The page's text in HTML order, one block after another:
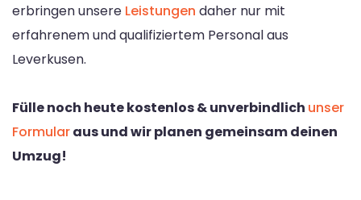
erbringen unsere Leistungen daher nur mit
erfahrenem und qualifiziertem Personal aus
Leverkusen.
Fülle noch heute kostenlos & unverbindlich unser
Formularaus und wir planen gemeinsam deinen
Umzug!